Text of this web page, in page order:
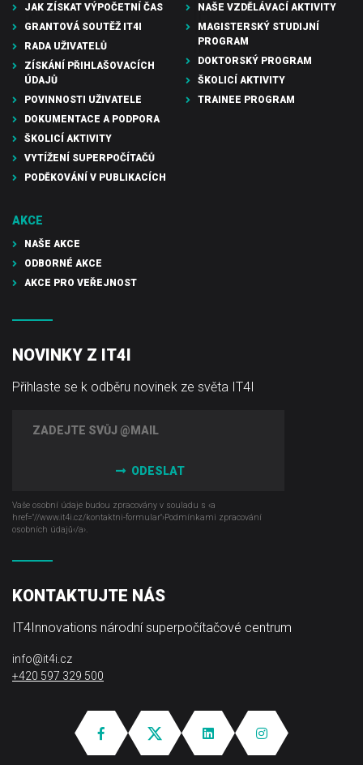
JAK ZÍSKAT VÝPOČETNÍ ČAS
GRANTOVÁ SOUTĚŽ IT4I
RADA UŽIVATELŮ
ZÍSKÁNÍ PŘIHLAŠOVACÍCH
ÚDAJŮ
POVINNOSTI UŽIVATELE
DOKUMENTACE A PODPORA
ŠKOLICÍ AKTIVITY
VYTÍŽENÍ SUPERPOČÍTAČŮ
PODĚKOVÁNÍ V PUBLIKACÍCH
NAŠE VZDĚLÁVACÍ AKTIVITY
MAGISTERSKÝ STUDIJNÍ
PROGRAM
DOKTORSKÝ PROGRAM
ŠKOLICÍ AKTIVITY
TRAINEE PROGRAM
AKCE
NAŠE AKCE
ODBORNÉ AKCE
AKCE PRO VEŘEJNOST
KONTAKTUJTE NÁS
IT4Innovations národní superpočítačové centrum
info@it4i.cz
+420 597 329 500
NOVINKY Z IT4I
Přihlaste se k odběru novinek ze světa IT4I
ODESLAT
Vaše osobní údaje budou zpracovány v souladu s ‹a
href="//www.it4i­.cz/kontaktni-formular"›Podmínkami zpracování
osobních údajů‹/a›.